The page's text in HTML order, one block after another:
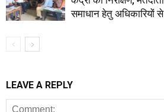
समाधान हेतु अधिकारियों से
LEAVE A REPLY